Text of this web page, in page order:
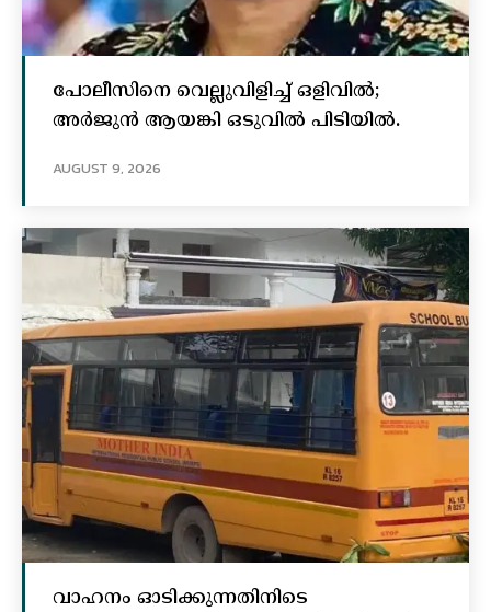
പോലീസിനെ വെല്ലുവിളിച്ച്‌ ഒളിവില്‍;
അര്‍ജുന്‍ ആയങ്കി ഒടുവില്‍ പിടിയില്‍.
AUGUST 9, 2026
വാഹനം ഓടിക്കുന്നതിനിടെ